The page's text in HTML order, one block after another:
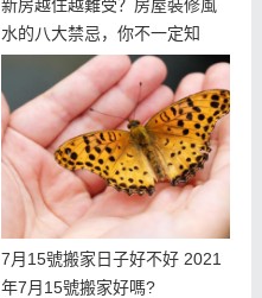
新房越住越難受？房屋裝修風
水的八大禁忌，你不一定知
7月15號搬家日子好不好 2021
年7月15號搬家好嗎?